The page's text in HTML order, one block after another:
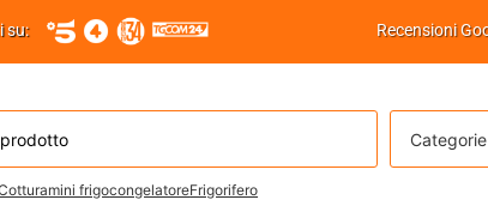
su: Recensioni
Categorie
mini frigocongelatoreFrigorifero